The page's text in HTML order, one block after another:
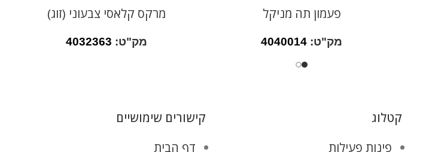
פעמון תה מניקל
מק"ט: 4040014
מרקס קלאסי צבעוני (זוג)
מק"ט: 4032363
קטלוג
פינות פעילות
קישורים שימושיים
דף הבית